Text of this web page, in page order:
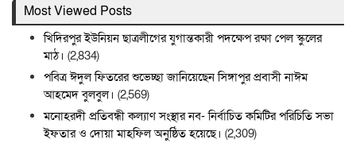
Most Viewed Posts
খিদিরপুর ইউনিয়ন ছাত্রলীগের যুগান্তকারী পদক্ষেপ রক্ষা পেল স্কুলের
মাঠ। (2,834)
পবিত্র ঈদুল ফিতরের শুভেচ্ছা জানিয়েছেন সিঙ্গাপুর প্রবাসী নাঈম
আহমেদ বুলবুল। (2,569)
মনোহরদী প্রতিবন্ধী কল্যাণ সংস্থার নব- নির্বাচিত কমিটির পরিচিতি সভা
ইফতার ও দোয়া মাহফিল অনুষ্ঠিত হয়েছে। (2,309)